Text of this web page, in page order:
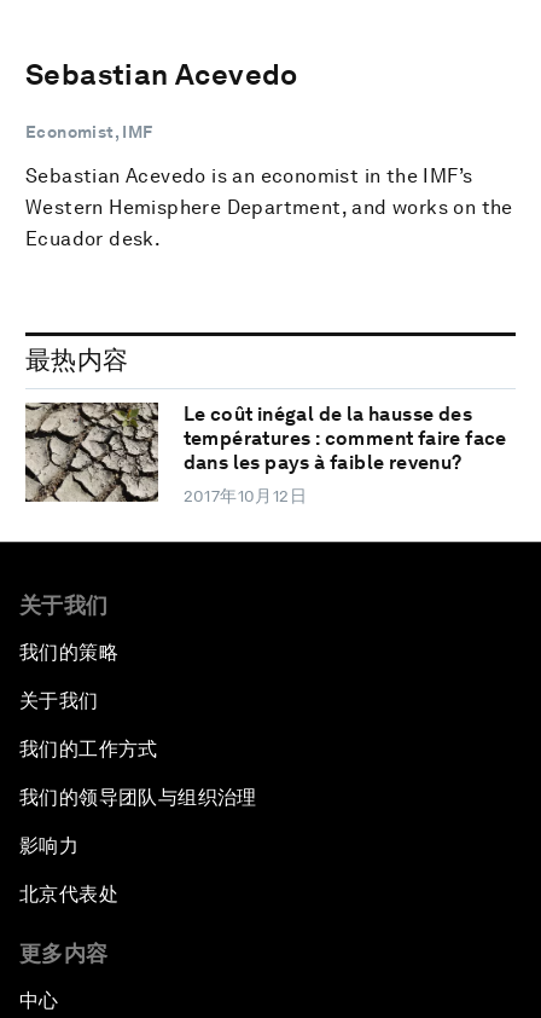
Sebastian Acevedo
Economist, IMF
Sebastian Acevedo is an economist in the IMF’s
Western Hemisphere Department, and works on the
Ecuador desk.
最热内容
Le coût inégal de la hausse des
températures : comment faire face
dans les pays à faible revenu?
2017年10月12日
关于我们
我们的策略
关于我们
我们的工作方式
我们的领导团队与组织治理
影响力
北京代表处
更多内容
中心